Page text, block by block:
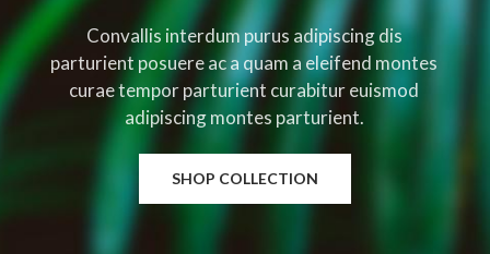
Convallis interdum purus adipiscing dis
parturient posuere ac a quam a eleifend montes
curae tempor parturient curabitur euismod
adipiscing montes parturient.
SHOP COLLECTION